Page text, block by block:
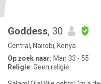
Goddess, 30
Central, Nairobi, Kenya
Op zoek naar: Man 33 - 55
Religie: Geen religie